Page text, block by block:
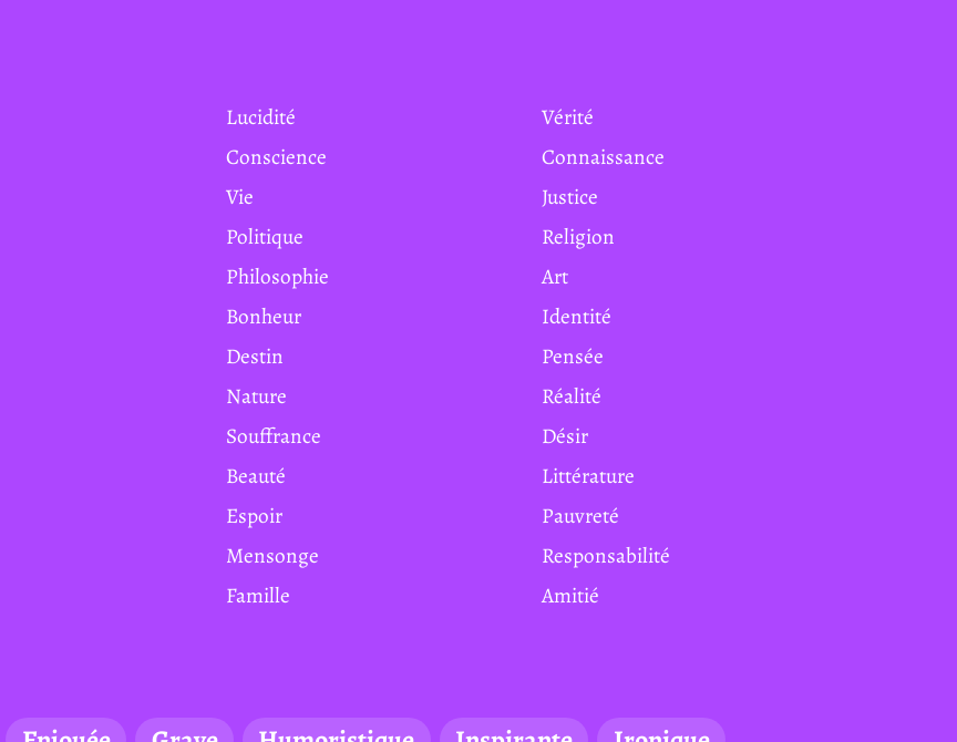
Lucidité
Vérité
Conscience
Connaissance
Vie
Justice
Politique
Religion
Philosophie
Art
Bonheur
Identité
Destin
Pensée
Nature
Réalité
Souffrance
Désir
Beauté
Littérature
Espoir
Pauvreté
Mensonge
Responsabilité
Famille Amitié